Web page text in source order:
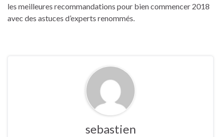
les meilleures recommandations pour bien commencer 2018
avec des astuces d’experts renommés.
sebastien